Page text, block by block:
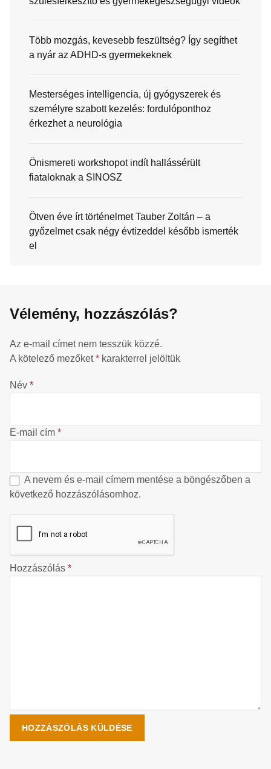
Több mozgás, kevesebb feszültség? Így segíthet
a nyár az ADHD-s gyermekeknek
Mesterséges intelligencia, új gyógyszerek és
személyre szabott kezelés: fordulóponthoz
érkezhet a neurológia
Önismereti workshopot indít hallássérült
fiataloknak a SINOSZ
Ötven éve írt történelmet Tauber Zoltán – a
győzelmet csak négy évtizeddel később ismerték
el
Vélemény, hozzászólás?
Az e-mail címet nem tesszük közzé.
A kötelező mezőket* karakterrel jelöltük
Név *
E-mail cím *
A nevem és e-mail címem mentése a böngészőben a
következő hozzászólásomhoz.
Hozzászólás *